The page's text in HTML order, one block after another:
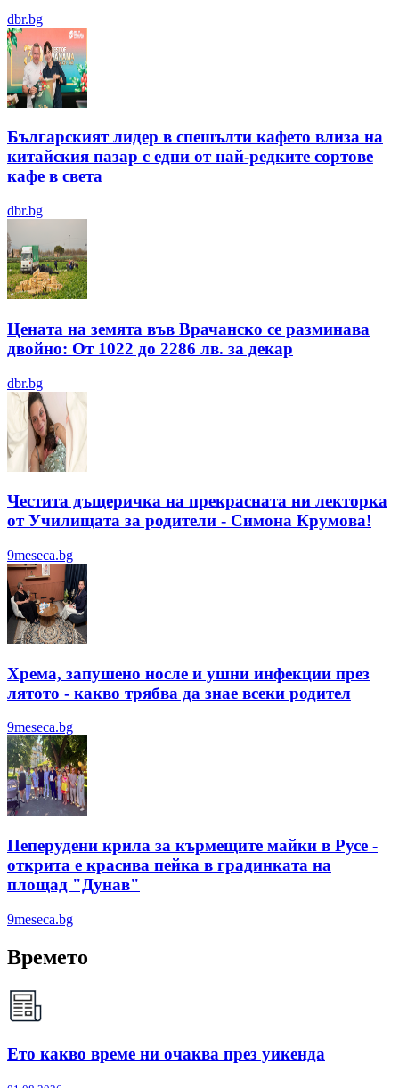
dbr.bg
Българският лидер в спешълти кафето влиза на
китайския пазар с едни от най-редките сортове
кафе в света
dbr.bg
Цената на земята във Врачанско се разминава
двойно: От 1022 до 2286 лв. за декар
dbr.bg
Честита дъщеричка на прекрасната ни лекторка
от Училищата за родители - Симона Крумова!
9meseca.bg
Хрема, запушено носле и ушни инфекции през
лятотo - какво трябва да знае всеки родител
9meseca.bg
Пеперудени крила за кърмещите майки в Русе -
открита е красива пейка в градинката на
площад "Дунав"
9meseca.bg
Времето
Ето какво време ни очаква през уикенда